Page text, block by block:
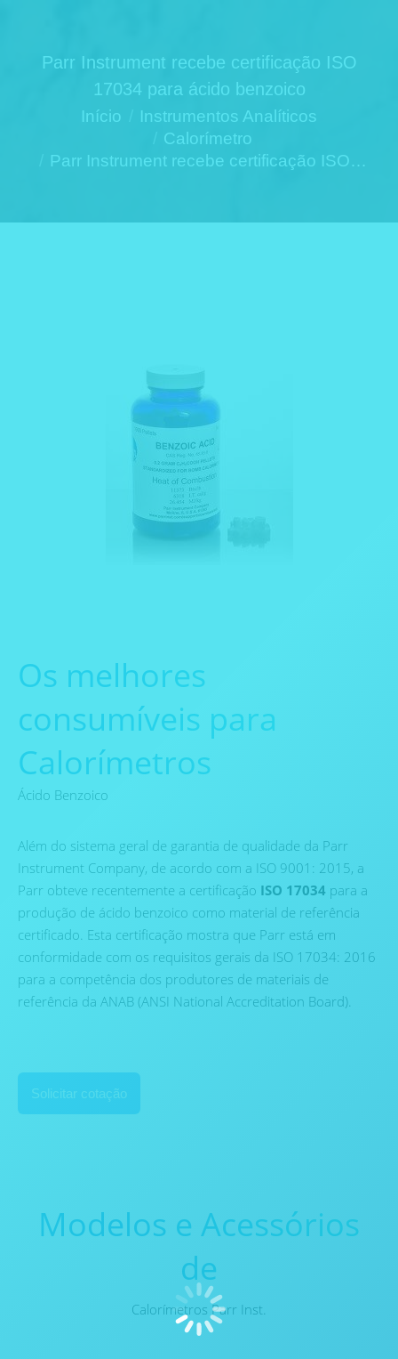
Parr Instrument recebe certificação ISO
17034 para ácido benzoico
Você está aqui:
Início
Instrumentos Analíticos
Calorímetro
Parr Instrument recebe certificação ISO…
Os melhores
consumíveis para
Calorímetros
Ácido Benzoico
Além do sistema geral de garantia de qualidade da Parr
Instrument Company, de acordo com a ISO 9001: 2015, a
Parr obteve recentemente a certificação ISO 17034 para a
produção de ácido benzoico como material de referência
certificado. Esta certificação mostra que Parr está em
conformidade com os requisitos gerais da ISO 17034: 2016
para a competência dos produtores de materiais de
referência da ANAB (ANSI National Accreditation Board).
Solicitar cotação
Modelos e Acessórios
de
Calorímetros Parr Inst.